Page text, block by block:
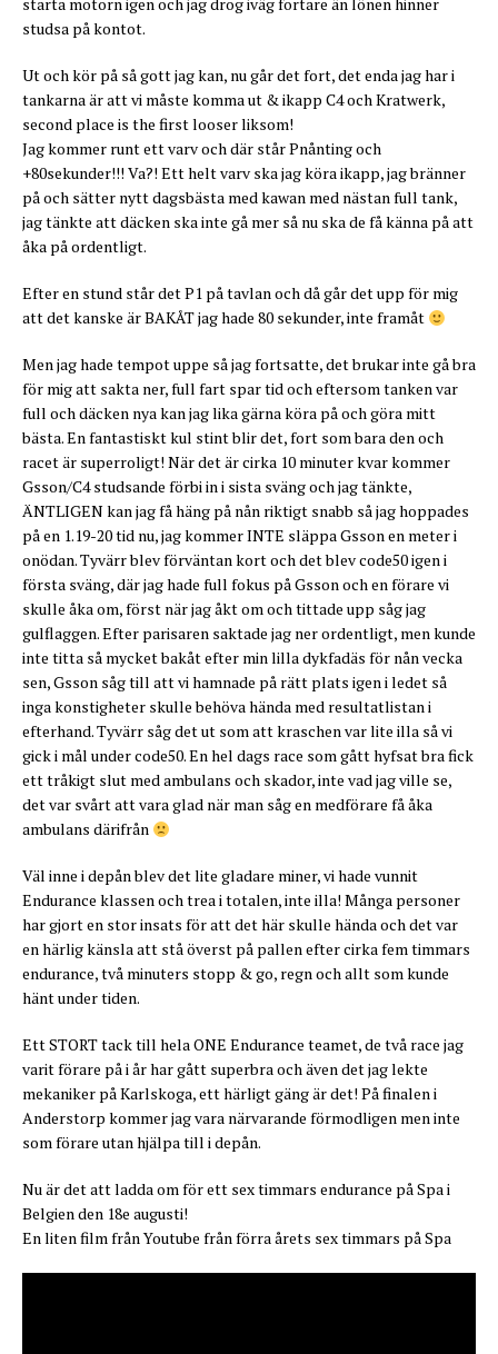
starta motorn igen och jag drog iväg fortare än lönen hinner
studsa på kontot.
Ut och kör på så gott jag kan, nu går det fort, det enda jag har i
tankarna är att vi måste komma ut & ikapp C4 och Kratwerk,
second place is the first looser liksom!
Jag kommer runt ett varv och där står Pnånting och
+80sekunder!!! Va?! Ett helt varv ska jag köra ikapp, jag bränner
på och sätter nytt dagsbästa med kawan med nästan full tank,
jag tänkte att däcken ska inte gå mer så nu ska de få känna på att
åka på ordentligt.
Efter en stund står det P1 på tavlan och då går det upp för mig
att det kanske är BAKÅT jag hade 80 sekunder, inte framåt
Men jag hade tempot uppe så jag fortsatte, det brukar inte gå bra
för mig att sakta ner, full fart spar tid och eftersom tanken var
full och däcken nya kan jag lika gärna köra på och göra mitt
bästa. En fantastiskt kul stint blir det, fort som bara den och
racet är superroligt! När det är cirka 10 minuter kvar kommer
Gsson/C4 studsande förbi in i sista sväng och jag tänkte,
ÄNTLIGEN kan jag få häng på nån riktigt snabb så jag hoppades
på en 1.19-20 tid nu, jag kommer INTE släppa Gsson en meter i
onödan. Tyvärr blev förväntan kort och det blev code50 igen i
första sväng, där jag hade full fokus på Gsson och en förare vi
skulle åka om, först när jag åkt om och tittade upp såg jag
gulflaggen. Efter parisaren saktade jag ner ordentligt, men kunde
inte titta så mycket bakåt efter min lilla dykfadäs för nån vecka
sen, Gsson såg till att vi hamnade på rätt plats igen i ledet så
inga konstigheter skulle behöva hända med resultatlistan i
efterhand. Tyvärr såg det ut som att kraschen var lite illa så vi
gick i mål under code50. En hel dags race som gått hyfsat bra fick
ett tråkigt slut med ambulans och skador, inte vad jag ville se,
det var svårt att vara glad när man såg en medförare få åka
ambulans därifrån
Väl inne i depån blev det lite gladare miner, vi hade vunnit
Endurance klassen och trea i totalen, inte illa! Många personer
har gjort en stor insats för att det här skulle hända och det var
en härlig känsla att stå överst på pallen efter cirka fem timmars
endurance, två minuters stopp & go, regn och allt som kunde
hänt under tiden.
Ett STORT tack till hela ONE Endurance teamet, de två race jag
varit förare på i år har gått superbra och även det jag lekte
mekaniker på Karlskoga, ett härligt gäng är det! På finalen i
Anderstorp kommer jag vara närvarande förmodligen men inte
som förare utan hjälpa till i depån.
Nu är det att ladda om för ett sex timmars endurance på Spa i
Belgien den 18e augusti!
En liten film från Youtube från förra årets sex timmars på Spa